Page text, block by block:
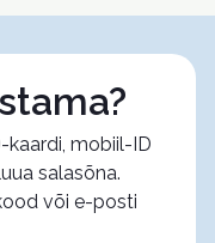
mobiil-ID
salasõna.
või e-posti